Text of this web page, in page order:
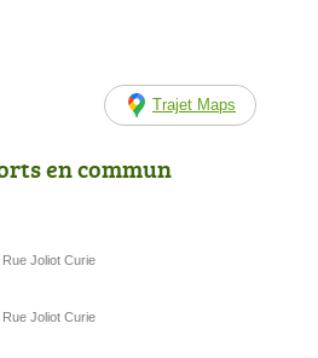
Trajet Maps
en commun
Joliot Curie
Joliot Curie